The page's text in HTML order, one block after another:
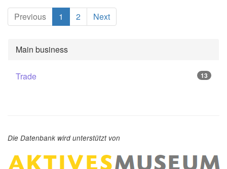
Previous 1 (current)
2 Next
Main business
Trade 13
Die Datenbank wird unterstützt von